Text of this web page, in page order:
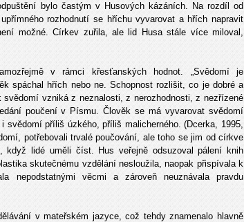
bylo častým v Husových kázáních. Na rozdíl od
rozhodnutí se hříchu vyvarovat a hřích napravit
možné. Církev zuřila, ale lid Husa stále více miloval,
v rámci křesťanských hodnot. „Svědomí je
spáchal hřích nebo ne. Schopnost rozlišit, co je dobré a
vzniká z neznalosti, z nerozhodnosti, z nezřízené
poučení v Písmu. Člověk se má vyvarovat svědomí
příliš úzkého, příliš malicherného. (Dcerka, 1995,
potřebovali trvalé poučování, ale toho se jim od církve
když lidé uměli číst. Hus veřejně odsuzoval pálení knih
skutečnému vzdělání nesloužila, naopak přispívala k
nepodstatnými věcmi a zároveň neuznávala pravdu
v mateřském jazyce, což tehdy znamenalo hlavně